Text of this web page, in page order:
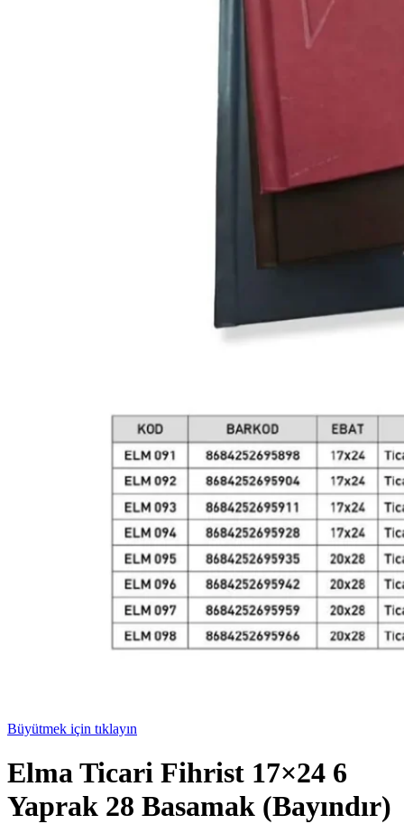
Büyütmek için tıklayın
Elma Ticari Fihrist 17×24 6
Yaprak 28 Basamak (Bayındır)